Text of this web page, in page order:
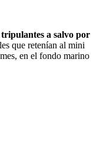
tripulantes a salvo por
que retenían al mini
en el fondo marino